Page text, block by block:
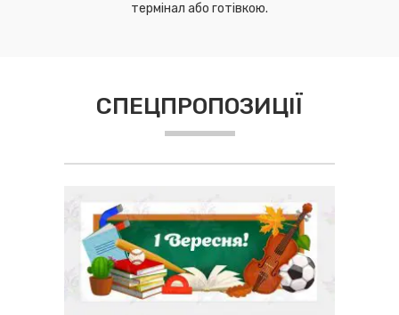
термінал або готівкою.
СПЕЦПРОПОЗИЦІЇ